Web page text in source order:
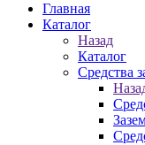
Главная
Каталог
Назад
Каталог
Средства